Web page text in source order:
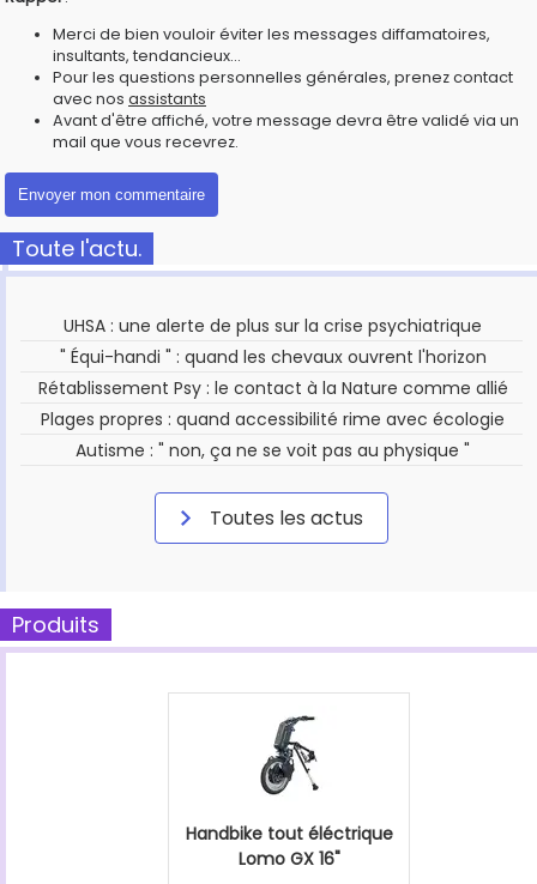
Merci de bien vouloir éviter les messages diffamatoires,
insultants, tendancieux...
Pour les questions personnelles générales, prenez contact
avec nos assistants
Avant d'être affiché, votre message devra être validé via un
mail que vous recevrez.
Toute l'actu.
UHSA : une alerte de plus sur la crise psychiatrique
" Équi-handi " : quand les chevaux ouvrent l'horizon
Rétablissement Psy : le contact à la Nature comme allié
Plages propres : quand accessibilité rime avec écologie
Autisme : " non, ça ne se voit pas au physique "
Toutes les actus
Produits
Handbike tout éléctrique
Lomo GX 16"